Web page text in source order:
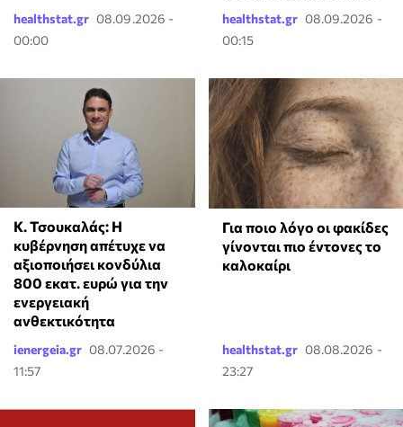
healthstat.gr 08.09.2026 -
00:00
healthstat.gr 08.09.2026 -
00:15
Κ. Τσουκαλάς: Η
κυβέρνηση απέτυχε να
αξιοποιήσει κονδύλια
800 εκατ. ευρώ για την
ενεργειακή
ανθεκτικότητα
ienergeia.gr 08.07.2026 -
11:57
Για ποιο λόγο οι φακίδες
γίνονται πιο έντονες το
καλοκαίρι
healthstat.gr 08.08.2026 -
23:27